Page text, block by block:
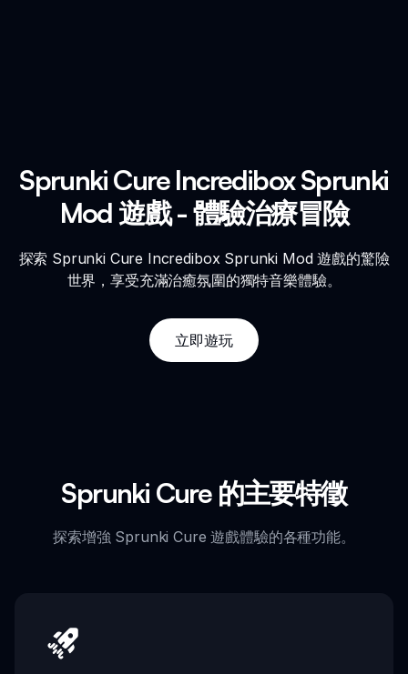
Sprunki Cure Incredibox Sprunki
Mod 遊戲 - 體驗治療冒險
探索 Sprunki Cure Incredibox Sprunki Mod 遊戲的驚險
世界，享受充滿治癒氛圍的獨特音樂體驗。
立即遊玩
Sprunki Cure 的主要特徵
探索增強 Sprunki Cure 遊戲體驗的各種功能。